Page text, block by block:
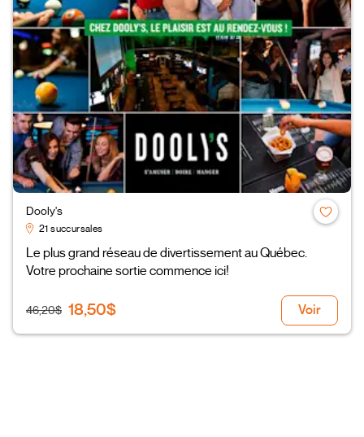
Dooly's
21 succursales
Le plus grand réseau de divertissement au Québec.
Votre prochaine sortie commence ici!
46,20$ 18,50$ Voir